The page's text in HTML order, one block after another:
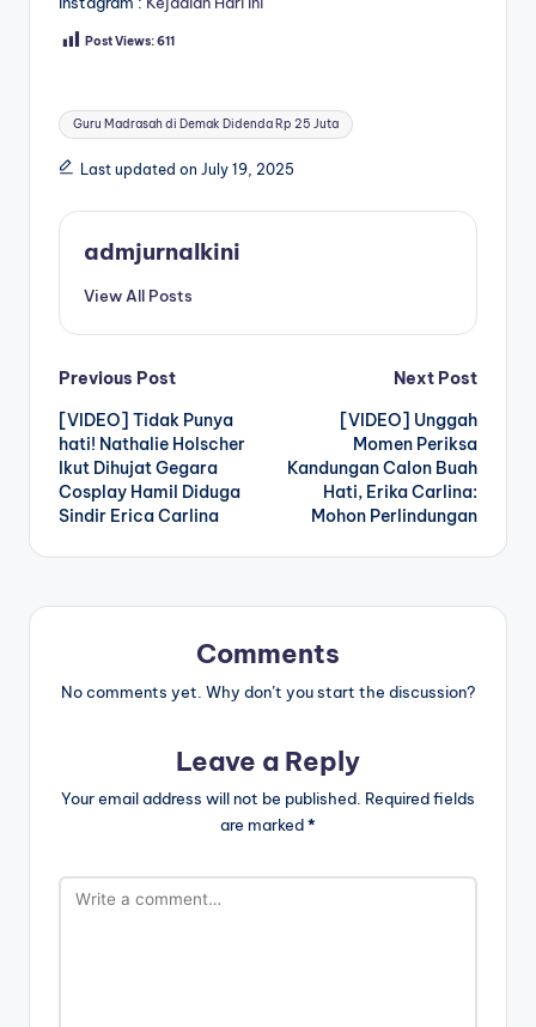
Post Views:611
Tags:
Guru Madrasah di Demak Didenda Rp 25 Juta
Last updated on July 19, 2025
admjurnalkini
View All Posts
Post
navigation
Previous Post
[VIDEO] Tidak Punya
hati! Nathalie Holscher
Ikut Dihujat Gegara
Cosplay Hamil Diduga
Sindir Erica Carlina
Next Post
[VIDEO] Unggah
Momen Periksa
Kandungan Calon Buah
Hati, Erika Carlina:
Mohon Perlindungan
Comments
No comments yet. Why don’t you start the discussion?
Leave a Reply
Your email address will not be published. Required fields
are marked*